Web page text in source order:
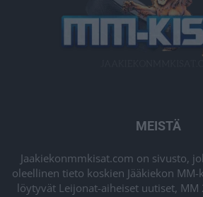
MEISTÄ
Jaakiekonmmkisat.com on sivusto,
oleellinen tieto koskien Jääkiekon
löytyvät Leijonat-aiheiset uutiset,